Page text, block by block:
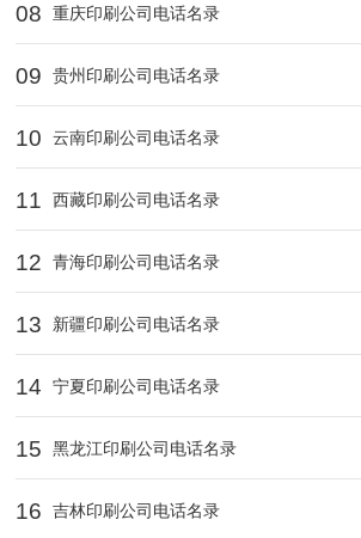
08 重庆印刷公司电话名录
09 贵州印刷公司电话名录
10 云南印刷公司电话名录
11 西藏印刷公司电话名录
12 青海印刷公司电话名录
13 新疆印刷公司电话名录
14 宁夏印刷公司电话名录
15 黑龙江印刷公司电话名录
16 吉林印刷公司电话名录